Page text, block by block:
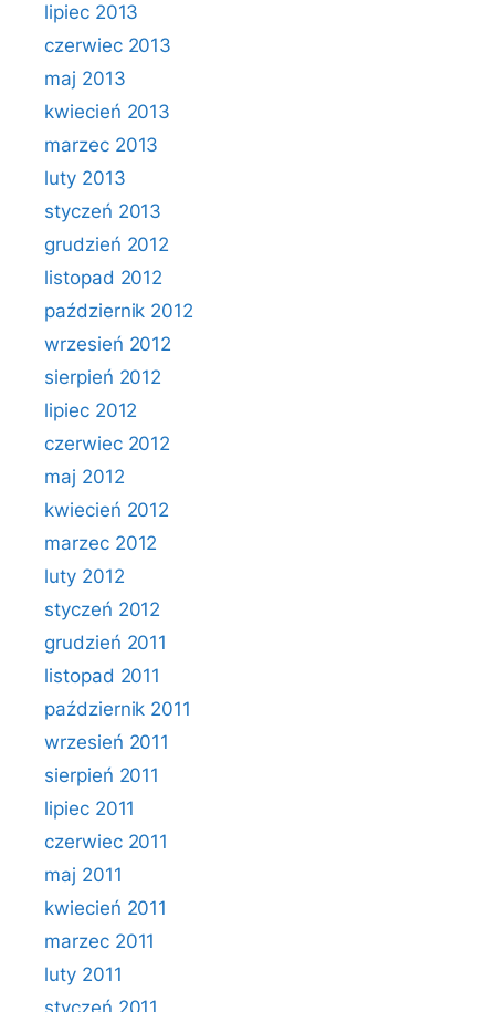
lipiec 2013
czerwiec 2013
maj 2013
kwiecień 2013
marzec 2013
luty 2013
styczeń 2013
grudzień 2012
listopad 2012
październik 2012
wrzesień 2012
sierpień 2012
lipiec 2012
czerwiec 2012
maj 2012
kwiecień 2012
marzec 2012
luty 2012
styczeń 2012
grudzień 2011
listopad 2011
październik 2011
wrzesień 2011
sierpień 2011
lipiec 2011
czerwiec 2011
maj 2011
kwiecień 2011
marzec 2011
luty 2011
styczeń 2011